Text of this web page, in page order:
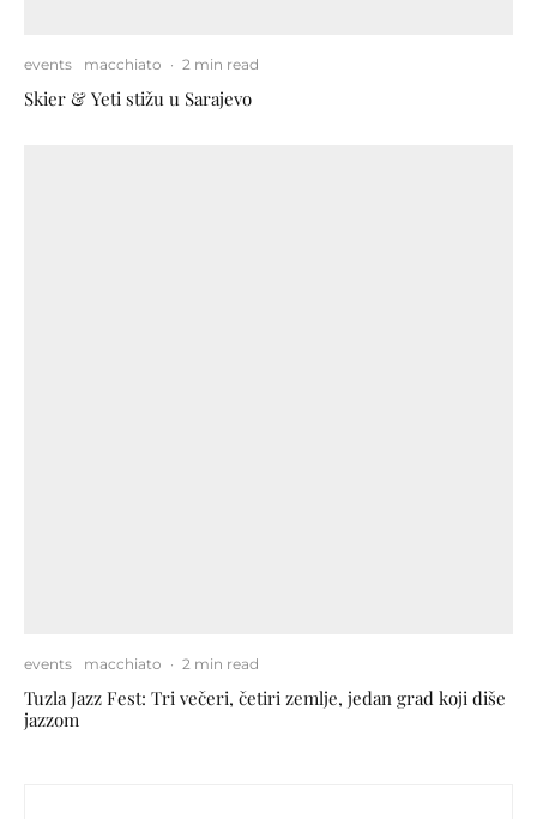
events macchiato · 2 min read
Skier & Yeti stižu u Sarajevo
events macchiato · 2 min read
Tuzla Jazz Fest: Tri večeri, četiri zemlje, jedan grad koji diše
jazzom